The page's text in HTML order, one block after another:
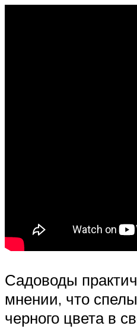
Садоводы
мнении, что
черного цвета в